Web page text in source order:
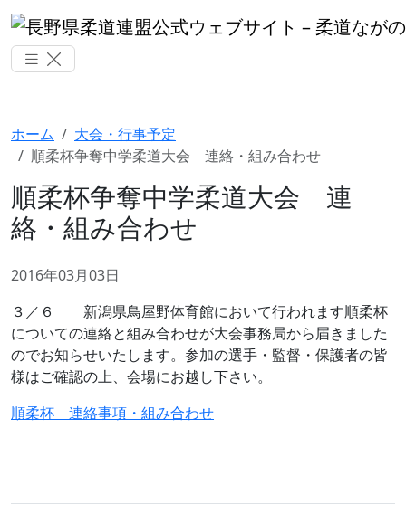
ホーム
大会・行事予定
順柔杯争奪中学柔道大会 連絡・組み合わせ
順柔杯争奪中学柔道大会 連
絡・組み合わせ
2016年03月03日
３／６ 新潟県鳥屋野体育館において行われます順柔杯
についての連絡と組み合わせが大会事務局から届きました
のでお知らせいたします。参加の選手・監督・保護者の皆
様はご確認の上、会場にお越し下さい。
順柔杯 連絡事項・組み合わせ